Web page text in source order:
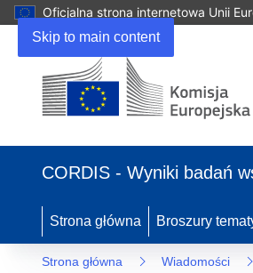
Skip to main content
Oficjalna strona internetowa Unii
się
nowym
oknie)
CORDIS - Wyniki badań
Strona główna Broszury
Strona główna Wiadomości